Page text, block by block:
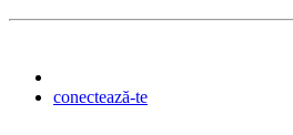
conectează-te